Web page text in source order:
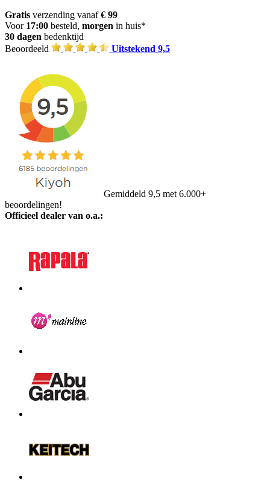
Gratis verzending vanaf€ 99
Voor 17:00 besteld, morgen in huis*
30 dagen bedenktijd
Beoordeeld
Uitstekend 9,5
Gemiddeld 9,5 met 6.000+
beoordelingen!
Officieel dealer van o.a.: